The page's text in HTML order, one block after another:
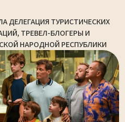
ДЕЛЕГАЦИЯ ТУРИСТИЧЕСКИХ
ТРЕВЕЛ-БЛОГЕРЫ И
НАРОДНОЙ РЕСПУБЛИКИ